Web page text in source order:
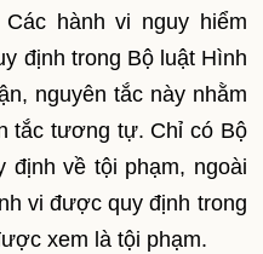
hành vi nguy hiểm
định trong Bộ luật Hình
nguyên tắc này nhằm
tắc tương tự. Chỉ có Bộ
định về tội phạm, ngoài
vi được quy định trong
xem là tội phạm.